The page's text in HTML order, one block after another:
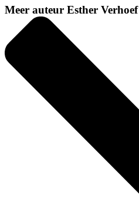
Meer auteur Esther Verhoef